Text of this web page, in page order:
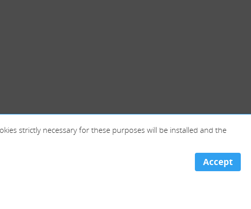
strictly necessary for these purposes will be installed and the
Accept